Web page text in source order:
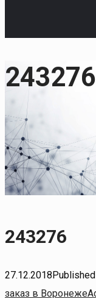
243276
243276
27.12.2018
заказ в Воронеже